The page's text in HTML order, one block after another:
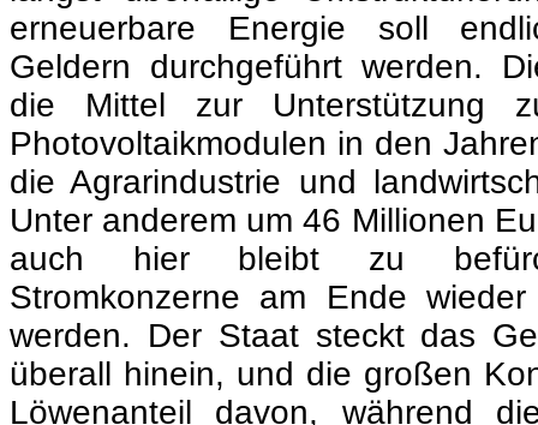
die Agrarindustrie und
Unter anderem um 46 Millionen
auch hier bleibt zu
Stromkonzerne am Ende
werden. Der Staat steckt das
überall hinein, und die großen
Löwenanteil davon, während
neoliberalen Welt weiter
Kartelle entmachten!
.
Erstveröffentlichung am 8.